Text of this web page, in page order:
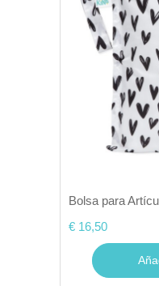
Bolsa para
€ 16,50